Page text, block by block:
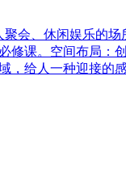
会、休闲娱乐的
课。空间布局
，给人一种迎接的